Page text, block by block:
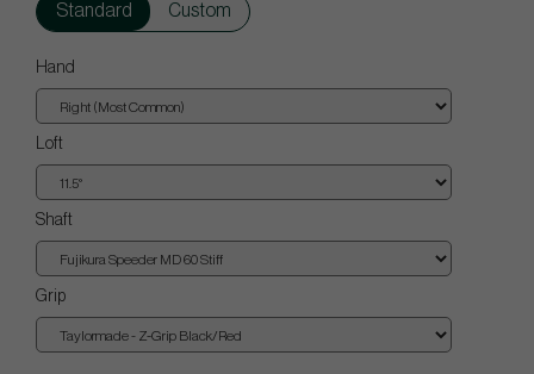
Standard Custom
Hand
Loft
Shaft
Grip